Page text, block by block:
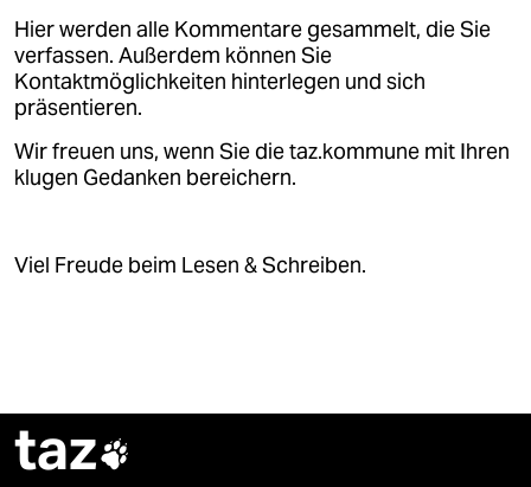
Hier werden alle Kommentare gesammelt, die Sie
verfassen. Außerdem können Sie
Kontaktmöglichkeiten hinterlegen und sich
präsentieren.
Wir freuen uns, wenn Sie die taz.kommune mit Ihren
klugen Gedanken bereichern.
Viel Freude beim Lesen & Schreiben.
taz